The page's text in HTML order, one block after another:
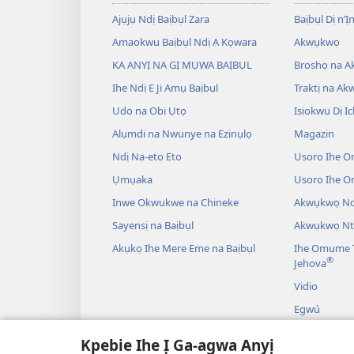
Kpebie Ihe Ị Ga-agwa Anyị
Ajụjụ Ndị Baịbụl Zara
Amaokwu Baịbụl Ndị A Kọwara
KA ANYỊ NA GỊ MỤWA BAỊBỤL
Ihe Ndị E Ji Amụ Baịbụl
Udo na Obi Ụtọ
Alụmdi na Nwunye na Ezinụlọ
Ndị Na-eto Eto
Ụmụaka
Inwe Okwukwe na Chineke
Sayensị na Baịbụl
Akụkọ Ihe Mere Eme na Baịbụl
Baịbụl Dị
Akwụkwọ
Broshọ na
Traktị na
Isiokwu Dị
Magazin
Usoro Ihe
Usoro Ihe
Akwụkwọ
Akwụkwọ
Ihe Omume
Jehova®
Vidio
Egwú